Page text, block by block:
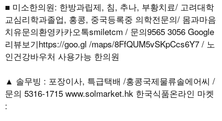
■ 미소한의원: 한방과립제, 침, 추나, 부황치료/ 고려대학
교심리학과졸업, 홍콩, 중국등록중 의학전문의/ 몸과마음
치유문의환영카카오톡smiletcm / 문의9565 3056 Google
리뷰보기https://goo.gl /maps/8FfQUM5vSKpCcs6Y7 / 노
인건강바우처 사용가능 한의원
▲ 솔무빙 : 포장이사, 특급택배 /홍콩국제물류솔에어씨 /
문의 5316-1715 www.solmarket.hk 한국식품온라인 마켓
: